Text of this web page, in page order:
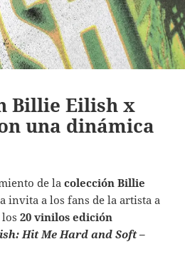
Billie Eilish x
una dinámica
de lacolección Billie
invita a los fans de la artista a
los20 vinilos edición
Hit Me Hard and Soft –